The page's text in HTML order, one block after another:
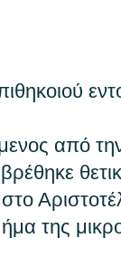
από
της